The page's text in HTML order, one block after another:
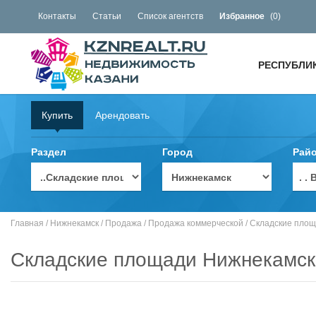
Контакты Статьи Список агентств Избранное (0)
Купить Арендовать
Раздел Город
. .
Главная / Нижнекамск / Продажа / Продажа коммерческой / Складские
Складские площади Нижнекамск